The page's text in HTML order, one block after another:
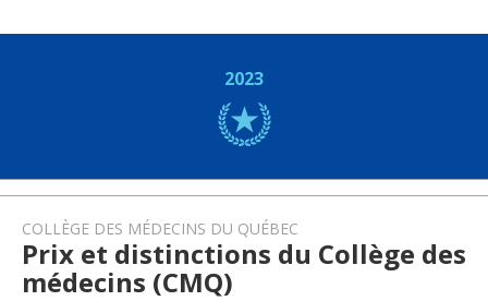
2023
COLLÈGE DES MÉDECINS DU QUÉBEC
Prix et distinctions du Collège des
médecins (CMQ)